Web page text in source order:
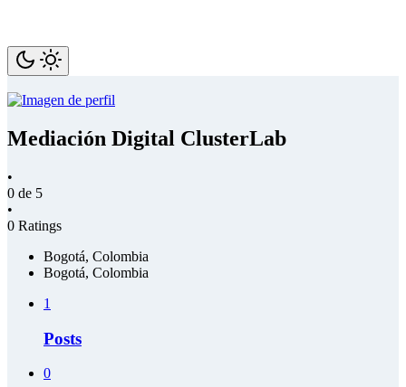
Mediación Digital ClusterLab
•
0 de 5
•
0 Ratings
Bogotá, Colombia
Bogotá, Colombia
1
Posts
0